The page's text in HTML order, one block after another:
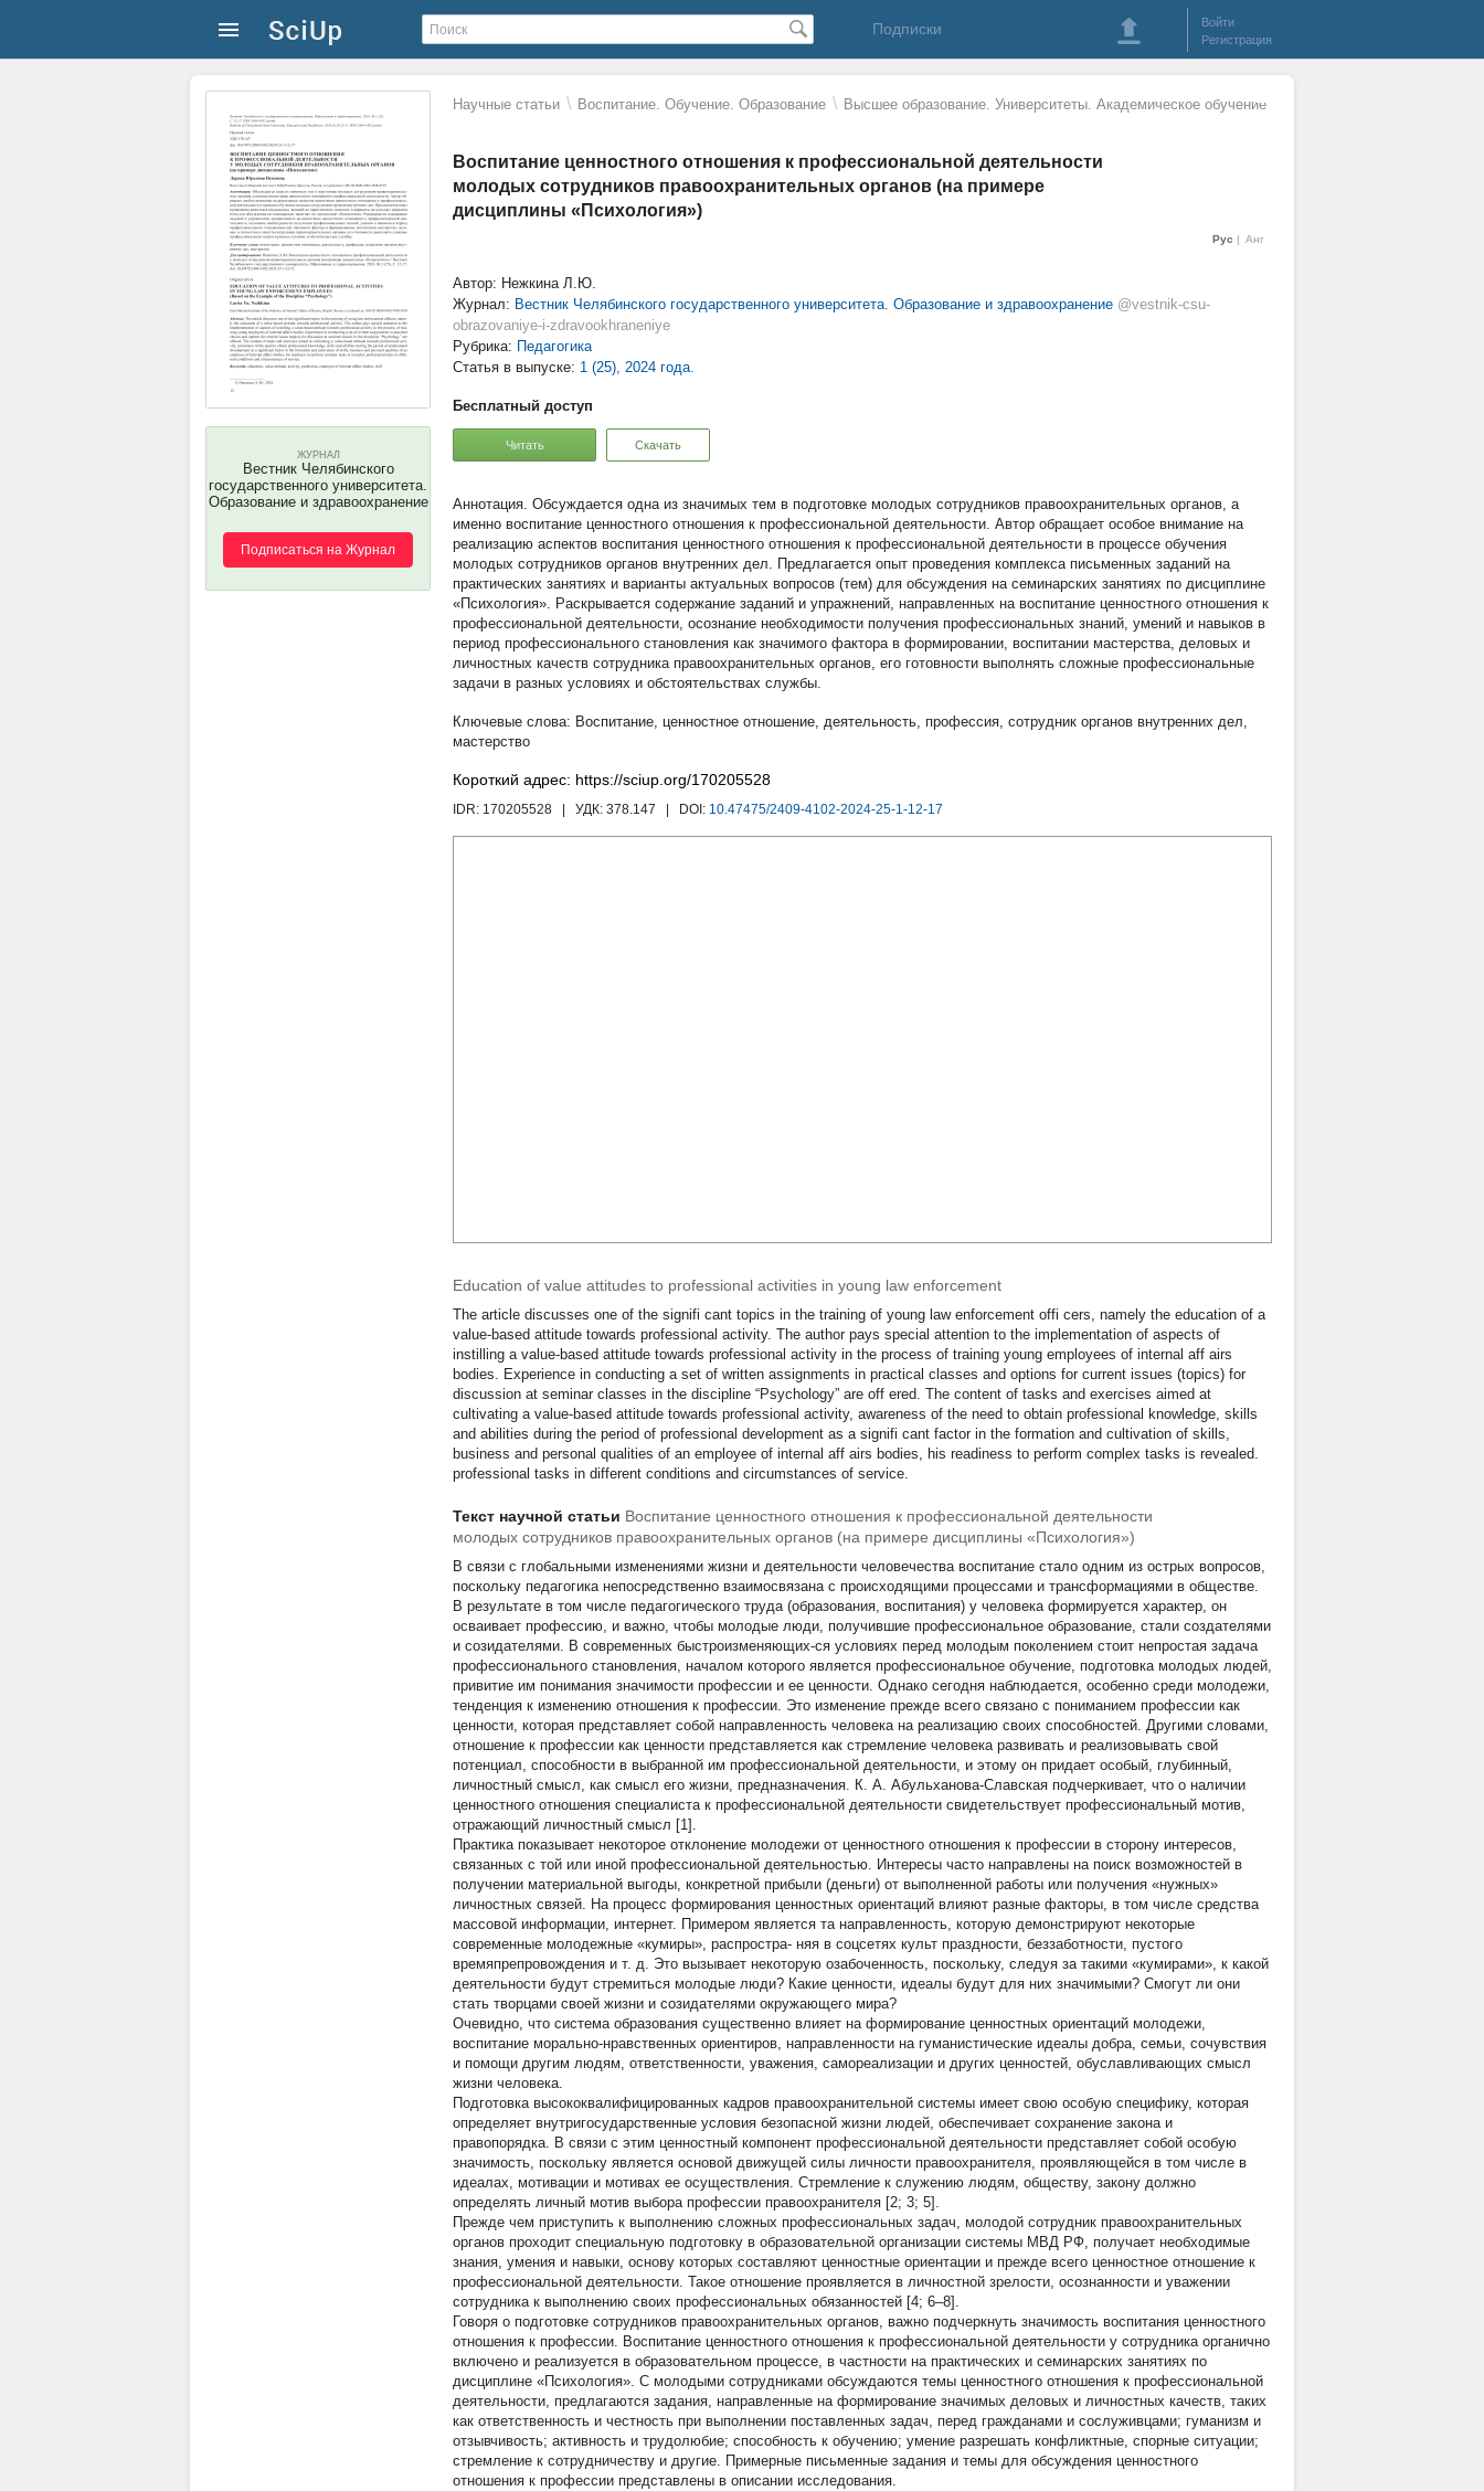
Подписки
Войти
Регистрация
Научные статьи \ Воспитание. Обучение. Образование \ Высшее образование. Университеты. Академическое обучение
Воспитание ценностного отношения к профессиональной деятельности
молодых сотрудников правоохранительных органов (на примере
дисциплины «Психология»)
Рус Анг
ЖУРНАЛ
Вестник Челябинского
государственного университета.
Образование и здравоохранение
Подписаться на Журнал
Автор: Нежкина Л.Ю.
Журнал: Вестник Челябинского государственного университета. Образование и здравоохранение @vestnik-csu-
obrazovaniye-i-zdravookhraneniye
Рубрика: Педагогика
Статья в выпуске: 1 (25), 2024 года.
Бесплатный доступ
Читать Скачать
Обсуждается одна из значимых тем в подготовке молодых сотрудников правоохранительных органов, а
именно воспитание ценностного отношения к профессиональной деятельности. Автор обращает особое внимание на
реализацию аспектов воспитания ценностного отношения к профессиональной деятельности в процессе обучения
молодых сотрудников органов внутренних дел. Предлагается опыт проведения комплекса письменных заданий на
практических занятиях и варианты актуальных вопросов (тем) для обсуждения на семинарских занятиях по дисциплине
«Психология». Раскрывается содержание заданий и упражнений, направленных на воспитание ценностного отношения к
профессиональной деятельности, осознание необходимости получения профессиональных знаний, умений и навыков в
период профессионального становления как значимого фактора в формировании, воспитании мастерства, деловых и
личностных качеств сотрудника правоохранительных органов, его готовности выполнять сложные профессиональные
задачи в разных условиях и обстоятельствах службы.
Воспитание, ценностное отношение, деятельность, профессия, сотрудник органов внутренних дел,
мастерство
Короткий адрес: https://sciup.org/170205528
IDR: 170205528 | УДК: 378.147 | DOI: 10.47475/2409-4102-2024-25-1-12-17
Education of value attitudes to professional activities in young law enforcement
The article discusses one of the signifi cant topics in the training of young law enforcement offi cers, namely the education of a
value-based attitude towards professional activity. The author pays special attention to the implementation of aspects of
instilling a value-based attitude towards professional activity in the process of training young employees of internal aff airs
bodies. Experience in conducting a set of written assignments in practical classes and options for current issues (topics) for
discussion at seminar classes in the discipline “Psychology” are off ered. The content of tasks and exercises aimed at
cultivating a value-based attitude towards professional activity, awareness of the need to obtain professional knowledge, skills
and abilities during the period of professional development as a signifi cant factor in the formation and cultivation of skills,
business and personal qualities of an employee of internal aff airs bodies, his readiness to perform complex tasks is revealed.
professional tasks in different conditions and circumstances of service.
Текст научной статьи Воспитание ценностного отношения к профессиональной деятельности
молодых сотрудников правоохранительных органов (на примере дисциплины «Психология»)
В связи с глобальными изменениями жизни и деятельности человечества воспитание стало одним из острых вопросов,
поскольку педагогика непосредственно взаимосвязана с происходящими процессами и трансформациями в обществе.
В результате в том числе педагогического труда (образования, воспитания) у человека формируется характер, он
осваивает профессию, и важно, чтобы молодые люди, получившие профессиональное образование, стали создателями
и созидателями. В современных быстроизменяющих-ся условиях перед молодым поколением стоит непростая задача
профессионального становления, началом которого является профессиональное обучение, подготовка молодых людей,
привитие им понимания значимости профессии и ее ценности. Однако сегодня наблюдается, особенно среди молодежи,
тенденция к изменению отношения к профессии. Это изменение прежде всего связано с пониманием профессии как
ценности, которая представляет собой направленность человека на реализацию своих способностей. Другими словами,
отношение к профессии как ценности представляется как стремление человека развивать и реализовывать свой
потенциал, способности в выбранной им профессиональной деятельности, и этому он придает особый, глубинный,
личностный смысл, как смысл его жизни, предназначения. К. А. Абульханова-Славская подчеркивает, что о наличии
ценностного отношения специалиста к профессиональной деятельности свидетельствует профессиональный мотив,
отражающий личностный смысл [1].
Практика показывает некоторое отклонение молодежи от ценностного отношения к профессии в сторону интересов,
связанных с той или иной профессиональной деятельностью. Интересы часто направлены на поиск возможностей в
получении материальной выгоды, конкретной прибыли (деньги) от выполненной работы или получения «нужных»
личностных связей. На процесс формирования ценностных ориентаций влияют разные факторы, в том числе средства
массовой информации, интернет. Примером является та направленность, которую демонстрируют некоторые
современные молодежные «кумиры», распростра- няя в соцсетях культ праздности, беззаботности, пустого
времяпрепровождения и т. д. Это вызывает некоторую озабоченность, поскольку, следуя за такими «кумирами», к какой
деятельности будут стремиться молодые люди? Какие ценности, идеалы будут для них значимыми? Смогут ли они
стать творцами своей жизни и созидателями окружающего мира?
Очевидно, что система образования существенно влияет на формирование ценностных ориентаций молодежи,
воспитание морально-нравственных ориентиров, направленности на гуманистические идеалы добра, семьи, сочувствия
и помощи другим людям, ответственности, уважения, самореализации и других ценностей, обуславливающих смысл
жизни человека.
Подготовка высококвалифицированных кадров правоохранительной системы имеет свою особую специфику, которая
определяет внутригосударственные условия безопасной жизни людей, обеспечивает сохранение закона и
правопорядка. В связи с этим ценностный компонент профессиональной деятельности представляет собой особую
значимость, поскольку является основой движущей силы личности правоохранителя, проявляющейся в том числе в
идеалах, мотивации и мотивах ее осуществления. Стремление к служению людям, обществу, закону должно
определять личный мотив выбора профессии правоохранителя [2; 3; 5].
Прежде чем приступить к выполнению сложных профессиональных задач, молодой сотрудник правоохранительных
органов проходит специальную подготовку в образовательной организации системы МВД РФ, получает необходимые
знания, умения и навыки, основу которых составляют ценностные ориентации и прежде всего ценностное отношение к
профессиональной деятельности. Такое отношение проявляется в личностной зрелости, осознанности и уважении
сотрудника к выполнению своих профессиональных обязанностей [4; 6–8].
Говоря о подготовке сотрудников правоохранительных органов, важно подчеркнуть значимость воспитания ценностного
отношения к профессии. Воспитание ценностного отношения к профессиональной деятельности у сотрудника органично
включено и реализуется в образовательном процессе, в частности на практических и семинарских занятиях по
дисциплине «Психология». С молодыми сотрудниками обсуждаются темы ценностного отношения к профессиональной
деятельности, предлагаются задания, направленные на формирование значимых деловых и личностных качеств, таких
как ответственность и честность при выполнении поставленных задач, перед гражданами и сослуживцами; гуманизм и
отзывчивость; активность и трудолюбие; способность к обучению; умение разрешать конфликтные, спорные ситуации;
стремление к сотрудничеству и другие. Примерные письменные задания и темы для обсуждения ценностного
отношения к профессии представлены в описании исследования.